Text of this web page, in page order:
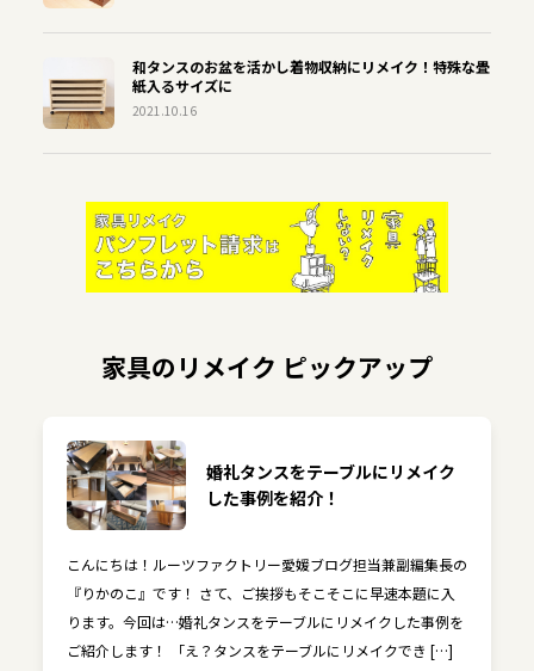
和タンスのお盆を活かし着物収納にリメイク！特殊な畳
紙入るサイズに
2021.10.16
家具のリメイク ピックアップ
婚礼タンスをテーブルにリメイク
した事例を紹介！
こんにちは！ルーツファクトリー愛媛ブログ担当兼副編集長の
『りかのこ』です！ さて、ご挨拶もそこそこに早速本題に入
ります。今回は…婚礼タンスをテーブルにリメイクした事例を
ご紹介します！ 「え？タンスをテーブルにリメイクでき […]